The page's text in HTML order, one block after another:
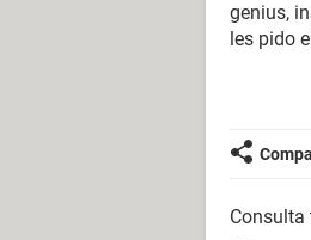
genius,
les pido
Consulta